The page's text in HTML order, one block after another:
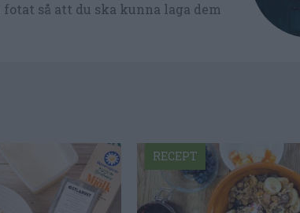
så att du ska kunna laga dem
RECEPT